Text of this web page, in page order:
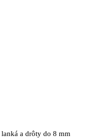
a drôty do 8 mm